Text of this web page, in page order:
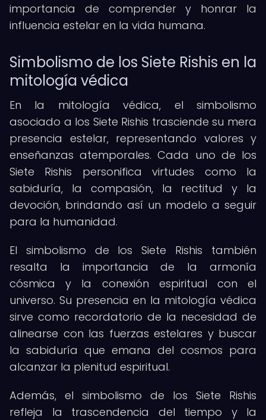
importancia de comprender y honrar la
influencia estelar en la vida humana.
Simbolismo de los Siete Rishis en la
mitología védica
En la mitología védica, el simbolismo
asociado a los Siete Rishis trasciende su mera
presencia estelar, representando valores y
enseñanzas atemporales. Cada uno de los
Siete Rishis personifica virtudes como la
sabiduría, la compasión, la rectitud y la
devoción, brindando así un modelo a seguir
para la humanidad.
El simbolismo de los Siete Rishis también
resalta la importancia de la armonía
cósmica y la conexión espiritual con el
universo. Su presencia en la mitología védica
sirve como recordatorio de la necesidad de
alinearse con las fuerzas estelares y buscar
la sabiduría que emana del cosmos para
alcanzar la plenitud espiritual.
Además, el simbolismo de los Siete Rishis
refleja la trascendencia del tiempo y la